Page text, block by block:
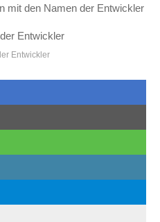
mit den Namen der Entwickler
Entwickler